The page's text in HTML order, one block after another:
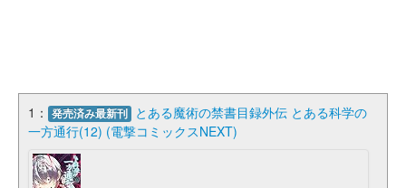
1： 発売済み最新刊 とある魔術の禁書目録外伝 とある科学の
一方通行(12) (電撃コミックスNEXT)